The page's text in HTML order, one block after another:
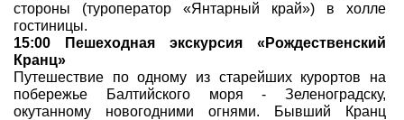
Круизы
Туры на пароме
Авиабилеты
стороны (туроператор «Янтарный край») в холле
гостиницы.
15:00 Пешеходная экскурсия «Рождественский
Кранц»
Путешествие по одному из старейших курортов на
побережье Балтийского моря - Зеленоградску,
окутанному новогодними огнями. Бывший Кранц